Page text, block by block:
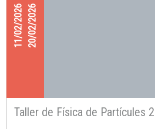
11/02/202620/02/2026
Taller de Física de Partícules